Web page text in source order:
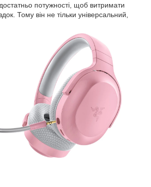
потужності, щоб витримати
Тому він не тільки універсальний,